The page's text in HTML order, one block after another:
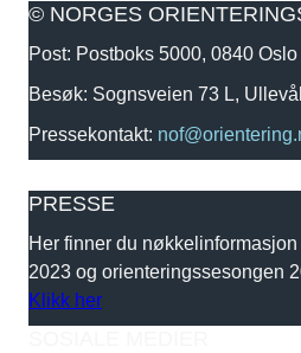
© NORGES
Post: Postboks 5000, 0840 Oslo
Besøk: Sognsveien 73 L,
Pressekontakt:
PRESSE
Her finner du
2023 og orienteringssesongen
Klikk her